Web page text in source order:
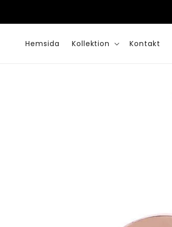
innehåll
Hemsida Kollektion Kontakt